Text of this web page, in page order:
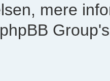
mere